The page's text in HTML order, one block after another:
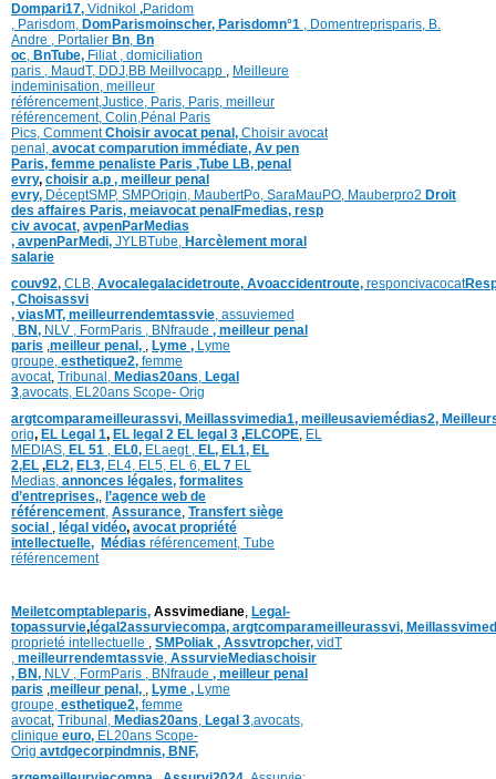
Dompari17, Vidnikol ,Paridom
, Parisdom, DomParismoinscher, Parisdomn°1 , Domentreprisparis, B.
Andre , Portalier Bn, Bn
oc, BnTube, Filiat, domiciliation
paris , MaudT, DDJ,BB Meillvocapp , Meilleure
indeminisation, meilleur
référencement,Justice, Paris, Paris, meilleur
référencement, Colin,Pénal Paris
Pics, CommentChoisir avocat penal, Choisir avocat
penal, avocat comparution immédiate, Av pen
Paris, femme penaliste Paris ,Tube LB, penal
evry, choisir a.p , meilleur penal
evry, DéceptSMP, SMPOrigin, MaubertPo, SaraMauPO, Mauberpro2 Droit
des affaires Paris, meiavocat penalFmedias, resp
civ avocat, avpenParMedias
, avpenParMedi, JYLBTube, Harcèlement moral
salarie
couv92, CLB, Avocalegalacidetroute, Avoaccidentroute, responcivacocat
, Choisassvi
, viasMT, meilleurrendemtassvie, assuviemed
, BN, NLV , FormParis , BNfraude , meilleur penal
paris ,meilleur penal, , Lyme , Lyme
groupe, esthetique2, femme
avocat, Tribunal, Medias20ans, Legal
3,avocats, EL20ans Scope- Orig
argtcomparameilleurassvi, Meillassvimedia1, meilleusaviemédias2,
orig, EL Legal 1, EL legal 2 EL legal 3 ,ELCOPE, EL
MEDIAS, EL 51 , EL0, ELaegt , EL, EL1, EL
2,EL ,EL2, EL3, EL4, EL5, EL 6, EL 7 EL
Medias, annonces légales, formalites
d’entreprises,, l’agence web de
référencement, Assurance, Transfert siège
social , légal vidéo, avocat propriété
intellectuelle, Médias référencement, Tube
référencement
Meiletcomptableparis, Assvimediane, Legal-
topassurvie, légal2assurviecompa, argtcomparameilleurassvi,
proprieté intellectuelle , SMPoliak , Assvtropcher, vidT
, meilleurrendemtassvie, AssurvieMediaschoisir
, BN, NLV , FormParis , BNfraude , meilleur penal
paris ,meilleur penal, , Lyme , Lyme
groupe, esthetique2, femme
avocat, Tribunal, Medias20ans, Legal 3,avocats,
clinique euro, EL20ans Scope-
Orig avtdgecorpindmnis, BNF,